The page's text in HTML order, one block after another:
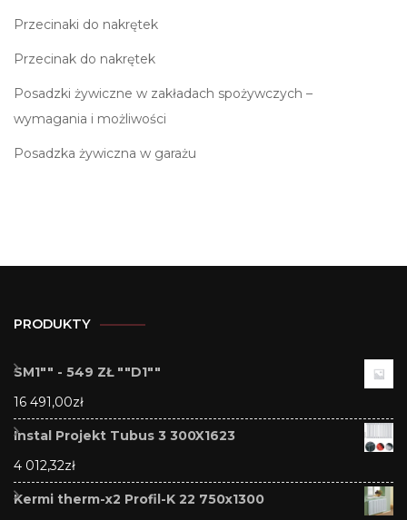
Przecinaki do nakrętek
Przecinak do nakrętek
Posadzki żywiczne w zakładach spożywczych –
wymagania i możliwości
Posadzka żywiczna w garażu
PRODUKTY
SM1"" - 549 ZŁ ""D1""
16 491,00zł
Instal Projekt Tubus 3 300X1623
4 012,32zł
Kermi therm-x2 Profil-K 22 750x1300